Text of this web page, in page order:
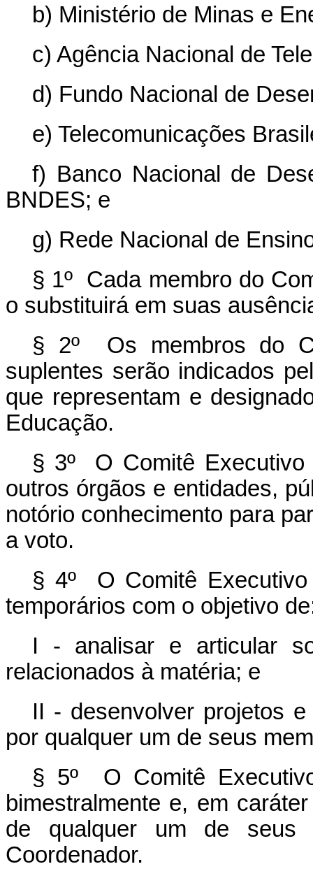
b) Ministério de Minas e
c) Agência Nacional de
d) Fundo Nacional de
e) Telecomunicações
f) Banco Nacional de
BNDES; e
g) Rede Nacional de
§ 1º Cada membro do
o substituirá em suas
§ 2º Os membros do
suplentes serão indicados
que representam e
Educação.
§ 3º O Comitê Executivo
outros órgãos e entidades,
notório conhecimento para
a voto.
§ 4º O Comitê
temporários com o objetivo
I - analisar e articular
relacionados à matéria; e
II - desenvolver projetos
por qualquer um de seus
§ 5º O Comitê
bimestralmente e, em
de qualquer um de seus
Coordenador.